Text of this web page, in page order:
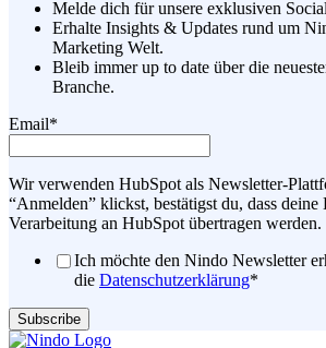
Melde dich für unsere exklusiven
Erhalte Insights & Updates rund um
Marketing Welt.
Bleib immer up to date über die
Branche.
Email*
Wir verwenden HubSpot als Newsletter-
“Anmelden” klickst, bestätigst du, dass deine
Verarbeitung an HubSpot übertragen werden.
Ich möchte den Nindo Newsletter
die Datenschutzerklärung*